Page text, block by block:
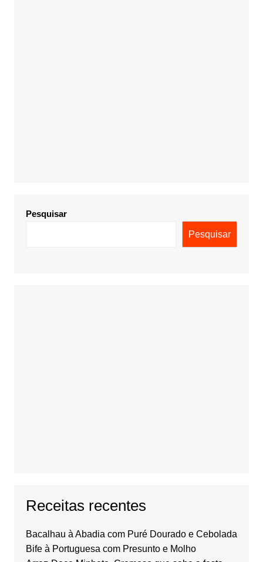
Pesquisar
Pesquisar
Receitas recentes
Bacalhau à Abadia com Puré Dourado e Cebolada
Bife à Portuguesa com Presunto e Molho